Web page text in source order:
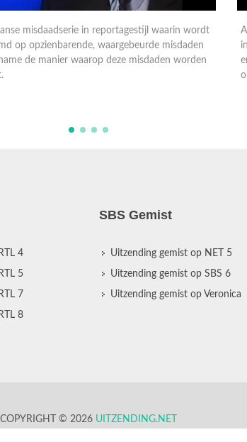
misdaadserie in reportagestijl waarin wordt
op opzienbarende, waargebeurde misdaden
de manier waarop deze misdaden worden
4
5
7
8
SBS Gemist
Uitzending gemist op NET 5
Uitzending gemist op SBS 6
Uitzending gemist op Veronica
COPYRIGHT © 2026 UITZENDING.NET